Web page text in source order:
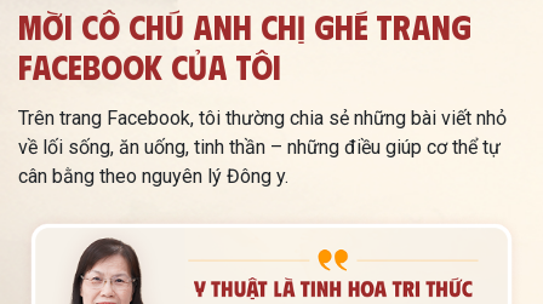
Mời Cô Chú Anh Chị Ghé Trang
Facebook Của Tôi
Trên trang Facebook, tôi thường chia sẻ những bài viết nhỏ
về lối sống, ăn uống, tinh thần – những điều giúp cơ thể tự
cân bằng theo nguyên lý Đông y.